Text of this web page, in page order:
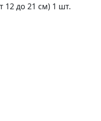
12 до 21 см) 1 шт.